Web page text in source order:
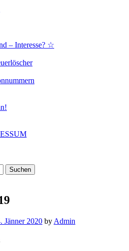
– Interesse? ☆
Jänner 2020 by Admin